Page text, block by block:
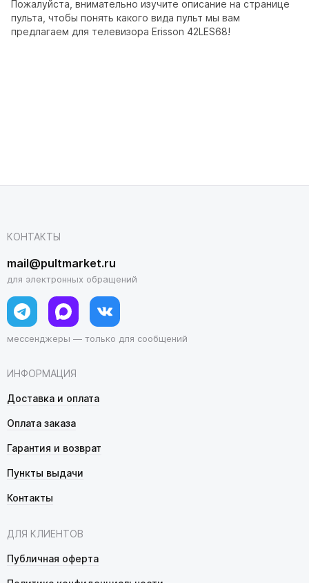
Пожалуйста, внимательно изучите описание на странице
пульта, чтобы понять какого вида пульт мы вам
предлагаем для телевизора Erisson 42LES68!
ИНФОРМАЦИЯ
Доставка и оплата
Оплата заказа
Гарантия и возврат
Пункты выдачи
Контакты
ДЛЯ КЛИЕНТОВ
Публичная оферта
КОНТАКТЫ
mail@pultmarket.ru
для электронных обращений
мессенджеры — только для сообщений